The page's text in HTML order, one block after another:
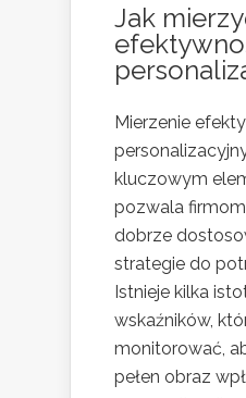
Jak
Mierzenie
kluczowym
pozwala
dobrze
strategie do
Istnieje kilka
wskaźników,
monitorować,
pełen obraz